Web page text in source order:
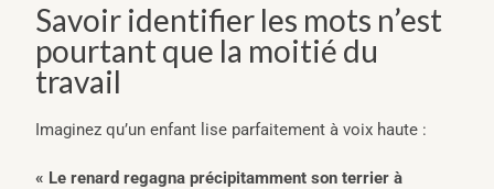
Savoir identifier les mots n’est
pourtant que la moitié du
travail
Imaginez qu’un enfant lise parfaitement à voix haute :
« Le renard regagna précipitamment son terrier à